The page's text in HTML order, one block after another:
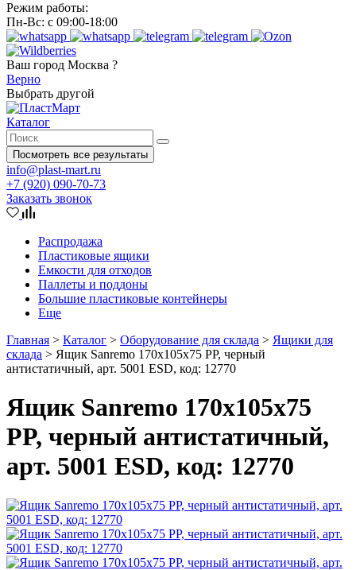
Режим работы:
Пн-Вс: с 09:00-18:00
Ваш город Москва ?
Верно
Выбрать другой
Каталог
Посмотреть все результаты
info@plast-mart.ru
+7 (920) 090-70-73
Заказать звонок
Распродажа
Пластиковые ящики
Емкости для отходов
Паллеты и поддоны
Большие пластиковые контейнеры
Еще
Главная > Каталог > Оборудование для склада > Ящики для
склада > Ящик Sanremo 170х105х75 PP, черный
антистатичный, арт. 5001 ESD, код: 12770
Ящик Sanremo 170х105х75
PP, черный антистатичный,
арт. 5001 ESD, код: 12770